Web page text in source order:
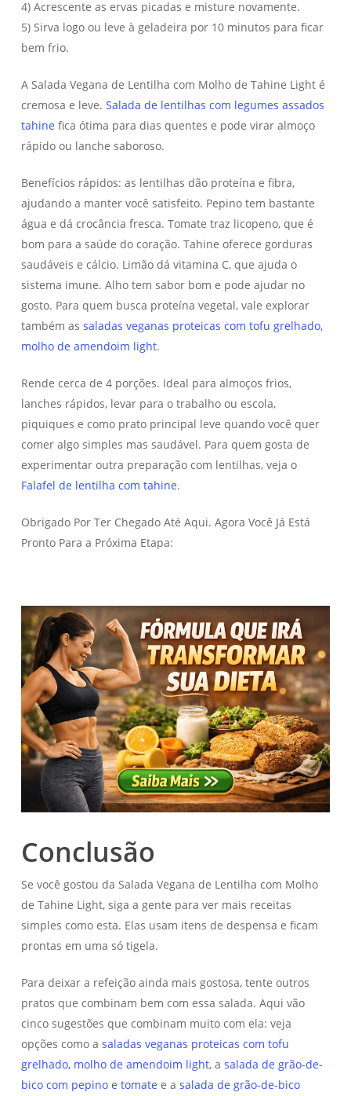
4) Acrescente as ervas picadas e misture novamente.
5) Sirva logo ou leve à geladeira por 10 minutos para ficar
bem frio.
A Salada Vegana de Lentilha com Molho de Tahine Light é
cremosa e leve. Salada de lentilhas com legumes assados
tahine fica ótima para dias quentes e pode virar almoço
rápido ou lanche saboroso.
Benefícios rápidos: as lentilhas dão proteína e fibra,
ajudando a manter você satisfeito. Pepino tem bastante
água e dá crocância fresca. Tomate traz licopeno, que é
bom para a saúde do coração. Tahine oferece gorduras
saudáveis e cálcio. Limão dá vitamina C, que ajuda o
sistema imune. Alho tem sabor bom e pode ajudar no
gosto. Para quem busca proteína vegetal, vale explorar
também as saladas veganas proteicas com tofu grelhado,
molho de amendoim light.
Rende cerca de 4 porções. Ideal para almoços frios,
lanches rápidos, levar para o trabalho ou escola,
piquiques e como prato principal leve quando você quer
comer algo simples mas saudável. Para quem gosta de
experimentar outra preparação com lentilhas, veja o
Falafel de lentilha com tahine.
Obrigado Por Ter Chegado Até Aqui. Agora Você Já Está
Pronto Para a Próxima Etapa:
Conclusão
Se você gostou da Salada Vegana de Lentilha com Molho
de Tahine Light, siga a gente para ver mais receitas
simples como esta. Elas usam itens de despensa e ficam
prontas em uma só tigela.
Para deixar a refeição ainda mais gostosa, tente outros
pratos que combinam bem com essa salada. Aqui vão
cinco sugestões que combinam muito com ela: veja
opções como a saladas veganas proteicas com tofu
grelhado, molho de amendoim light, a salada de grão-de-
bico com pepino e tomate e a salada de grão-de-bico